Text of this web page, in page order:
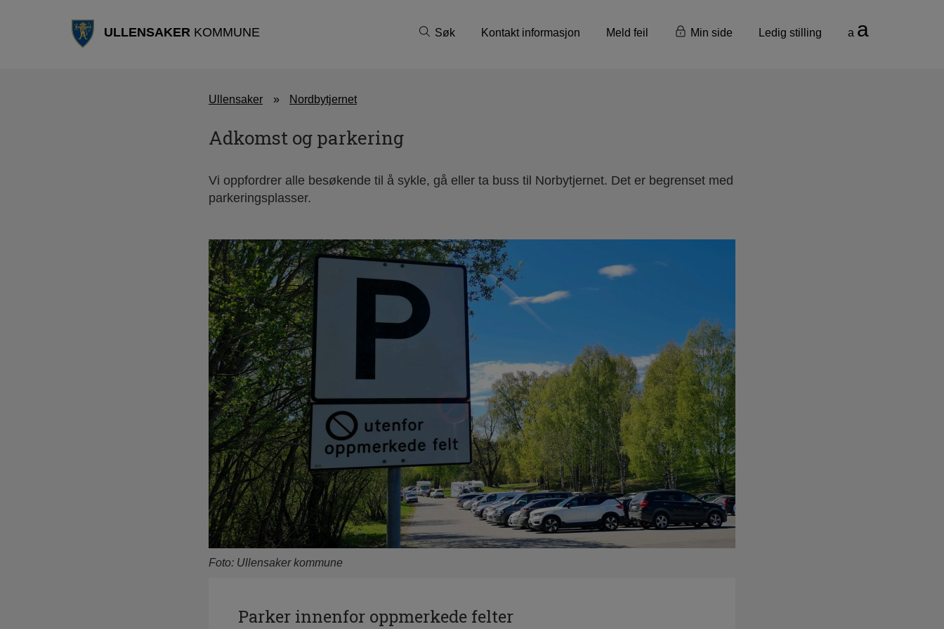
ULLENSAKERKOMMUNE Søk Kontakt informasjon Meld feil Min side Ledig stilling a a
Ullensaker Nordbytjernet
Adkomst og parkering
Vi oppfordrer alle besøkende til å sykle, gå eller ta buss til Norbytjernet. Det er begrenset med
parkeringsplasser.
Foto: Ullensaker kommune
Parker innenfor oppmerkede felter